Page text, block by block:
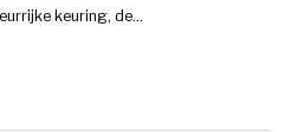
keuring, de...